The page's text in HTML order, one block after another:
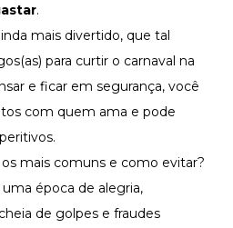
.
mais divertido, que tal
para curtir o carnaval na
e ficar em segurança, você
com quem ama e pode
os mais comuns e como evitar?
época de alegria,
de golpes e fraudes